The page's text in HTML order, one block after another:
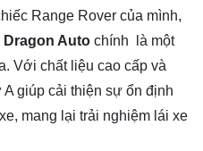
Range Rover của mình,
Dragon Auto chính là một
Với chất liệu cao cấp và
giúp cải thiện sự ổn định
mang lại trải nghiệm lái xe